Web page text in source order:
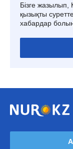
Бізге жазылып,
қызықты
хабардар